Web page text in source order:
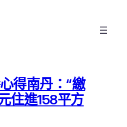
得南丹：“繳
住進158平方